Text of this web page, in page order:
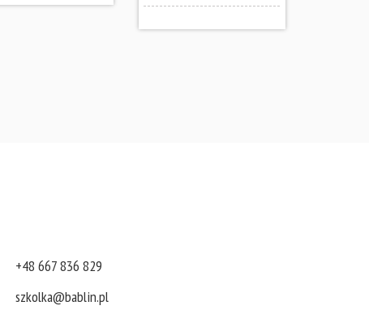
+48 667 836 829
szkolka@bablin.pl